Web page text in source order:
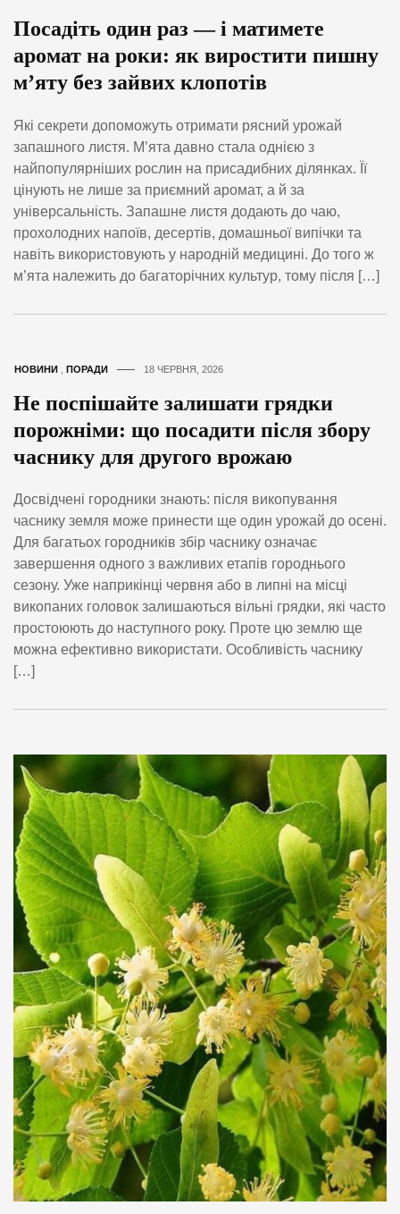
Посадіть один раз — і матимете
аромат на роки: як виростити пишну
м’яту без зайвих клопотів
Які секрети допоможуть отримати рясний урожай
запашного листя. М’ята давно стала однією з
найпопулярніших рослин на присадибних ділянках. Її
цінують не лише за приємний аромат, а й за
універсальність. Запашне листя додають до чаю,
прохолодних напоїв, десертів, домашньої випічки та
навіть використовують у народній медицині. До того ж
м’ята належить до багаторічних культур, тому після […]
НОВИНИ ПОРАДИ 18 ЧЕРВНЯ, 2026
Не поспішайте залишати грядки
порожніми: що посадити після збору
часнику для другого врожаю
Досвідчені городники знають: після викопування
часнику земля може принести ще один урожай до осені.
Для багатьох городників збір часнику означає
завершення одного з важливих етапів городнього
сезону. Уже наприкінці червня або в липні на місці
викопаних головок залишаються вільні грядки, які часто
простоюють до наступного року. Проте цю землю ще
можна ефективно використати. Особливість часнику
[…]